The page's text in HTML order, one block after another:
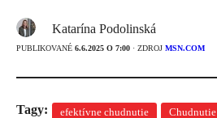
Katarína Podolinská
PUBLIKOVANÉ 6.6.2025 O 7:00 · ZDROJ MSN.COM
Tagy: efektívne chudnutie Chudnutie